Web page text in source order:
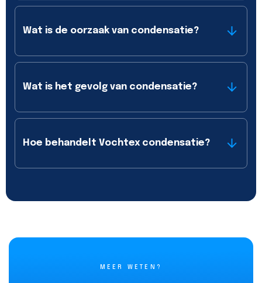
Wat is de oorzaak van condensatie?
Wat is het gevolg van condensatie?
Hoe behandelt Vochtex condensatie?
MEER WETEN?